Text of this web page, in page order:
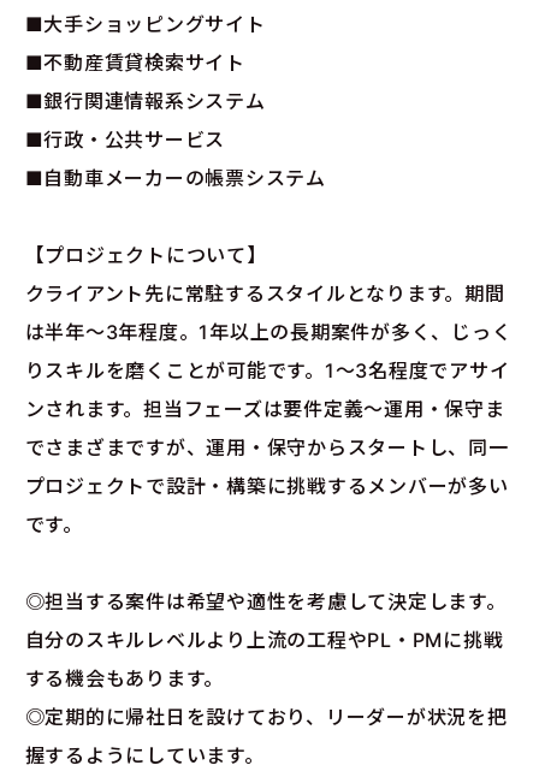
■大手ショッピングサイト
■不動産賃貸検索サイト
■銀行関連情報系システム
■行政・公共サービス
■自動車メーカーの帳票システム
【プロジェクトについて】
クライアント先に常駐するスタイルとなります。期間
は半年～3年程度。1年以上の長期案件が多く、じっく
りスキルを磨くことが可能です。1～3名程度でアサイ
ンされます。担当フェーズは要件定義～運用・保守ま
でさまざまですが、運用・保守からスタートし、同一
プロジェクトで設計・構築に挑戦するメンバーが多い
です。
◎担当する案件は希望や適性を考慮して決定します。
自分のスキルレベルより上流の工程やPL・PMに挑戦
する機会もあります。
◎定期的に帰社日を設けており、リーダーが状況を把
握するようにしています。